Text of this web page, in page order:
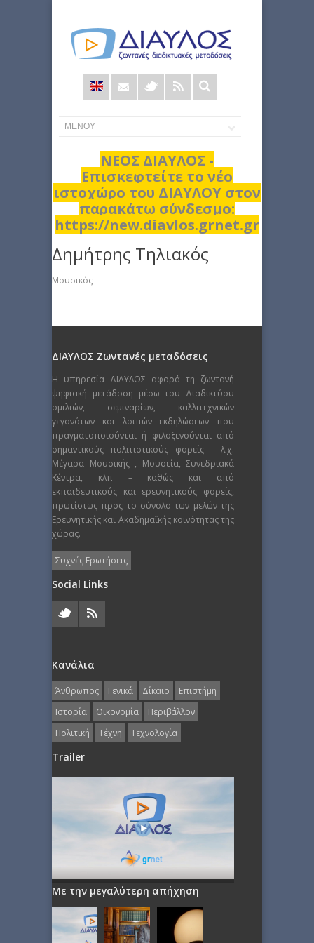
Φόρμα
αναζήτησης
ΝΕΟΣ ΔΙΑΥΛΟΣ -
Επισκεφτείτε το νέο
ιστοχώρο του ΔΙΑΥΛΟΥ στον
παρακάτω σύνδεσμο:
https://new.diavlos.grnet.gr
Δημήτρης Τηλιακός
Μουσικός
ΔΙΑΥΛΟΣ Ζωντανές μεταδόσεις
Η υπηρεσία ΔΙΑΥΛΟΣ αφορά τη ζωντανή
ψηφιακή μετάδοση μέσω του Διαδικτύου
ομιλιών, σεμιναρίων, καλλιτεχνικών
γεγονότων και λοιπών εκδηλώσεων που
πραγματοποιούνται ή φιλοξενούνται από
σημαντικούς πολιτιστικούς φορείς – λ.χ.
Μέγαρα Μουσικής , Μουσεία, Συνεδριακά
Κέντρα, κλπ – καθώς και από
εκπαιδευτικούς και ερευνητικούς φορείς,
πρωτίστως προς το σύνολο των μελών της
Ερευνητικής και Ακαδημαϊκής κοινότητας της
χώρας.
Συχνές Ερωτήσεις
Social Links
Κανάλια
Άνθρωπος Γενικά Δίκαιο
Επιστήμη
Ιστορία
Οικονομία
Περιβάλλον
Πολιτική
Τέχνη Τεχνολογία
Trailer
Με την μεγαλύτερη απήχηση